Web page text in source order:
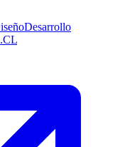
Desarrollo